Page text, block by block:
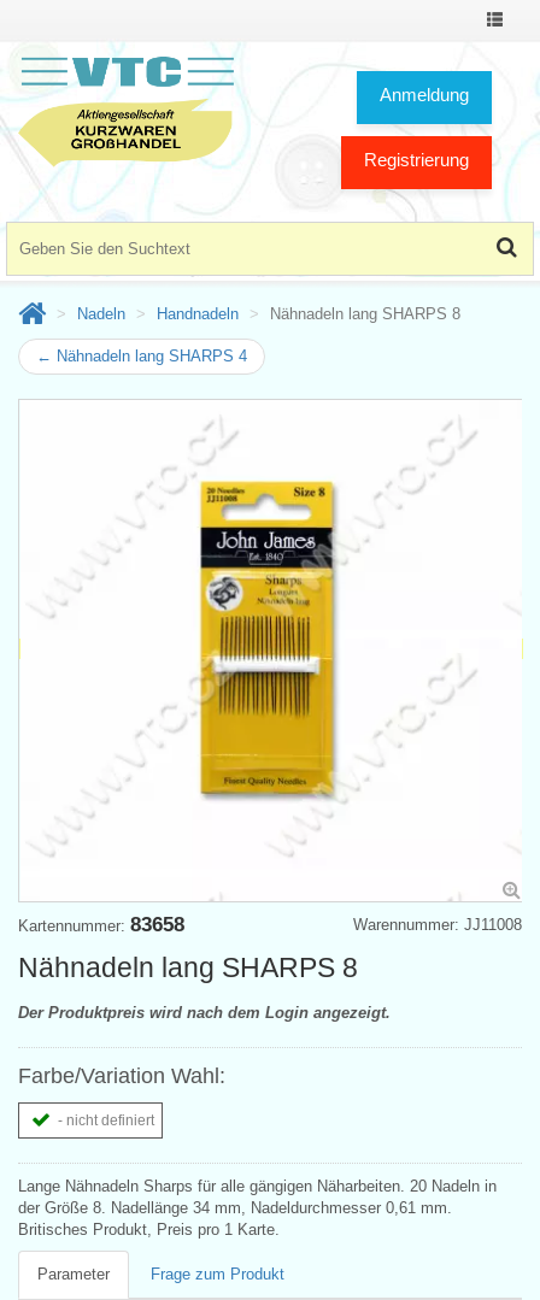
Toggle
Anmeldung
Registrierung
Nadeln Handnadeln Nähnadeln lang SHARPS 8
← Nähnadeln lang SHARPS 4
Warennummer: JJ11008
Kartennummer: 83658
Nähnadeln lang SHARPS 8
Der Produktpreis wird nach dem Login angezeigt.
Farbe/Variation Wahl:
- nicht definiert
Lange Nähnadeln Sharps für alle gängigen Näharbeiten. 20 Nadeln in
der Größe 8. Nadellänge 34 mm, Nadeldurchmesser 0,61 mm.
Britisches Produkt, Preis pro 1 Karte.
Parameter Frage zum Produkt